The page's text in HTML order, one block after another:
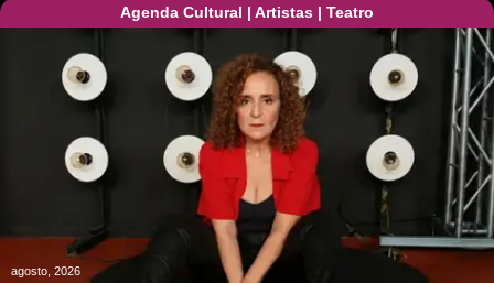
Agenda Cultural | Artistas | Teatro
agosto, 2026